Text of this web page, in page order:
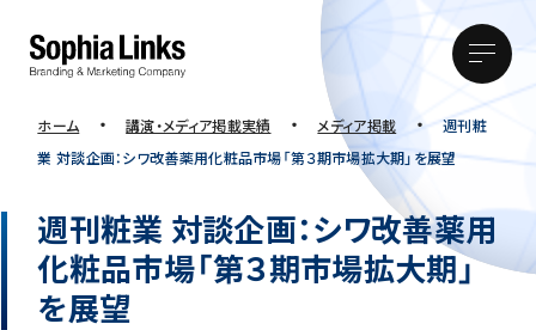
ホーム ・講演・メディア掲載実績 ・ メディア掲載 ・週刊粧
業 対談企画：シワ改善薬用化粧品市場「第３期市場拡大期」を展望
週刊粧業 対談企画：シワ改善薬用
化粧品市場「第３期市場拡大期」
を展望